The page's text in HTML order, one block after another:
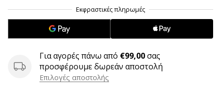
της
μάρκας
χάντμπολ
Είσαι
λάτρης
Για αγορές πάνω από €99,00σας
προσφέρουμε δωρεάν αποστολή
Επιλογές αποστολής